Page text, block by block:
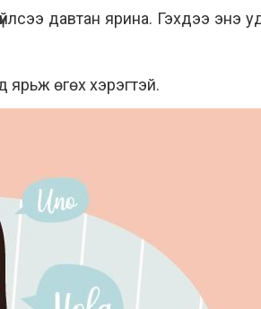
давтан ярина. Гэхдээ энэ
ярьж өгөх хэрэгтэй.